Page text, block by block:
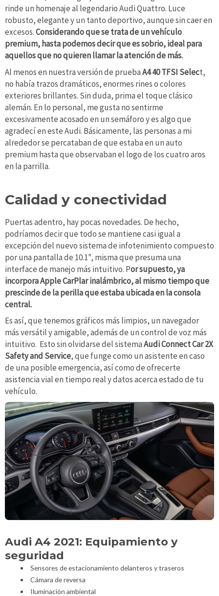
rinde un homenaje al legendario Audi Quattro. Luce
robusto, elegante y un tanto deportivo, aunque sin caer en
excesos.Considerando que se trata de un vehículo
premium, hasta podemos decir que es sobrio, ideal para
aquellos que no quieren llamar la atención de más.
Al menos en nuestra versión de pruebaA4 40 TFSI Select,
no había trazos dramáticos, enormes rines o colores
exteriores brillantes. Sin duda, prima el toque clásico
alemán. En lo personal, me gusta no sentirme
excesivamente acosado en un semáforo y es algo que
agradecí en este Audi. Básicamente, las personas a mi
alrededor se percataban de que estaba en un auto
premium hasta que observaban el logo de los cuatro aros
en la parrilla.
Calidad y conectividad
Puertas adentro, hay pocas novedades. De hecho,
podríamos decir que todo se mantiene casi igual a
excepción del nuevo sistema de infotenimiento compuesto
por una pantalla de 10.1", misma que presuma una
interface de manejo más intuitivo. Por supuesto, ya
incorpora Apple CarPlar inalámbrico, al mismo tiempo que
prescinde de la perilla que estaba ubicada en la consola
central.
Es así, que tenemos gráficos más limpios, un navegador
más versátil y amigable, además de un control de voz más
intuitivo. Esto sin olvidarse del sistemaAudi Connect Car 2X
Safety and Service, que funge como un asistente en caso
de una posible emergencia, así como de ofrecerte
asistencia vial en tiempo real y datos acerca estado de tu
vehículo.
Audi A4 2021: Equipamiento y
seguridad
Sensores de estacionamiento delanteros y traseros
Cámara de reversa
Iluminación ambiental